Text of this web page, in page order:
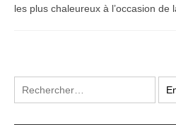
les plus chaleureux à l’occasion de